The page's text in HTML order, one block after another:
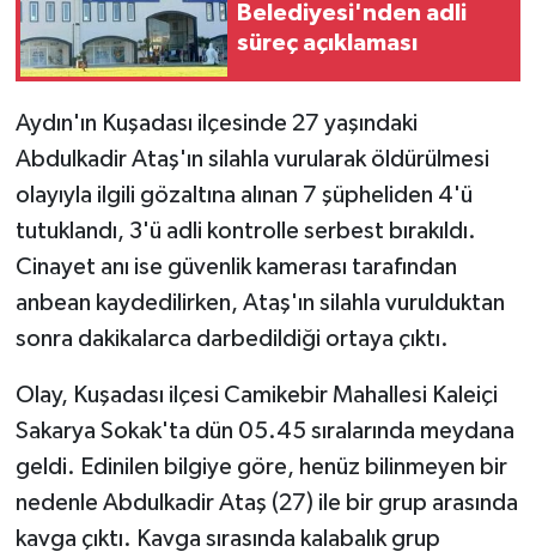
Belediyesi'nden adli
süreç açıklaması
Aydın'ın Kuşadası ilçesinde 27 yaşındaki
Abdulkadir Ataş'ın silahla vurularak öldürülmesi
olayıyla ilgili gözaltına alınan 7 şüpheliden 4'ü
tutuklandı, 3'ü adli kontrolle serbest bırakıldı.
Cinayet anı ise güvenlik kamerası tarafından
anbean kaydedilirken, Ataş'ın silahla vurulduktan
sonra dakikalarca darbedildiği ortaya çıktı.
Olay, Kuşadası ilçesi Camikebir Mahallesi Kaleiçi
Sakarya Sokak'ta dün 05.45 sıralarında meydana
geldi. Edinilen bilgiye göre, henüz bilinmeyen bir
nedenle Abdulkadir Ataş (27) ile bir grup arasında
kavga çıktı. Kavga sırasında kalabalık grup
Güvenlik
HABERDE İNSAN
İNSAN
İş Dünyası
Jandarma
Kadın
KÜLTÜR SANAT
MAGAZİN
Otomobil